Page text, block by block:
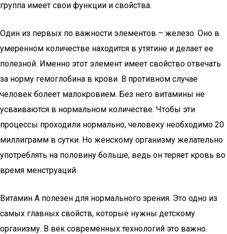
группа имеет свои функции и свойства.
Один из первых по важности элементов – железо. Оно в
умеренном количестве находится в утятине и делает ее
полезной. Именно этот элемент имеет свойство отвечать
за норму гемоглобина в крови. В противном случае
человек болеет малокровием. Без него витамины не
усваиваются в нормальном количестве. Чтобы эти
процессы проходили нормально, человеку необходимо 20
миллиграмм в сутки. Но женскому организму желательно
употреблять на половину больше, ведь он теряет кровь во
время менструаций.
Витамин А полезен для нормального зрения. Это одно из
самых главных свойств, которые нужны детскому
организму. В век современных технологий это важно.